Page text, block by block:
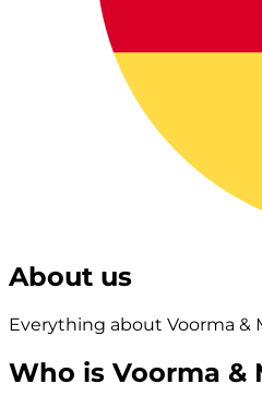
About us
Everything about Voorma &
Who is Voorma &